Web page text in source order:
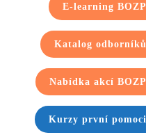
E-learning BOZP
Katalog odborníků
Nabídka akcí BOZP
Kurzy první pomoci